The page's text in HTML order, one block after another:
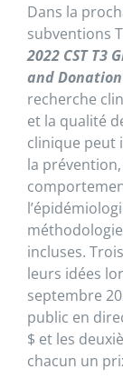
Dans la
subventions
2022 CST
and Donation
recherche
et la qualité
clinique peut
la
incluses.
leurs idées
septembre
public en
$ et les
chacun un